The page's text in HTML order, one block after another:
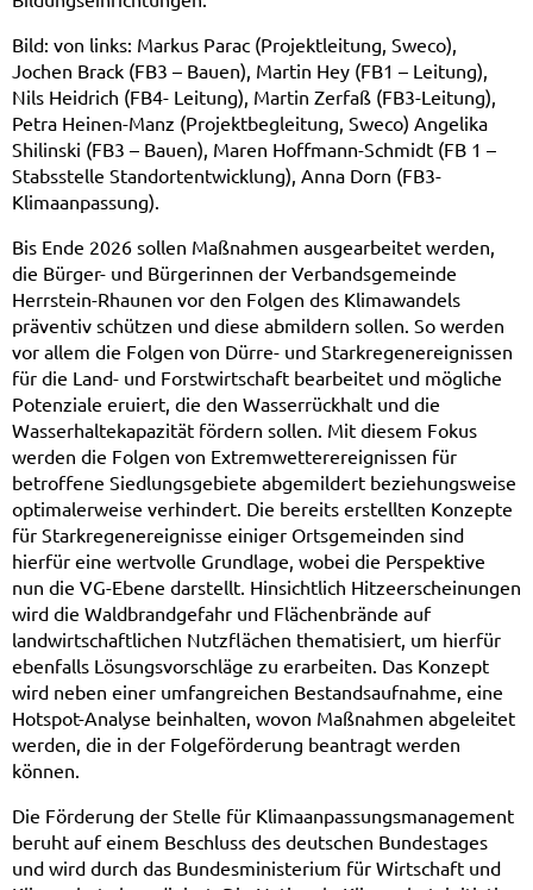
Bild: von links: Markus Parac (Projektleitung, Sweco),
Jochen Brack (FB3 – Bauen), Martin Hey (FB1 – Leitung),
Nils Heidrich (FB4- Leitung), Martin Zerfaß (FB3-Leitung),
Petra Heinen-Manz (Projektbegleitung, Sweco) Angelika
Shilinski (FB3 – Bauen), Maren Hoffmann-Schmidt (FB 1 –
Stabsstelle Standortentwicklung), Anna Dorn (FB3-
Klimaanpassung).
Bis Ende 2026 sollen Maßnahmen ausgearbeitet werden,
die Bürger- und Bürgerinnen der Verbandsgemeinde
Herrstein-Rhaunen vor den Folgen des Klimawandels
präventiv schützen und diese abmildern sollen. So werden
vor allem die Folgen von Dürre- und Starkregenereignissen
für die Land- und Forstwirtschaft bearbeitet und mögliche
Potenziale eruiert, die den Wasserrückhalt und die
Wasserhaltekapazität fördern sollen. Mit diesem Fokus
werden die Folgen von Extremwetterereignissen für
betroffene Siedlungsgebiete abgemildert beziehungsweise
optimalerweise verhindert. Die bereits erstellten Konzepte
für Starkregenereignisse einiger Ortsgemeinden sind
hierfür eine wertvolle Grundlage, wobei die Perspektive
nun die VG-Ebene darstellt. Hinsichtlich Hitzeerscheinungen
wird die Waldbrandgefahr und Flächenbrände auf
landwirtschaftlichen Nutzflächen thematisiert, um hierfür
ebenfalls Lösungsvorschläge zu erarbeiten. Das Konzept
wird neben einer umfangreichen Bestandsaufnahme, eine
Hotspot-Analyse beinhalten, wovon Maßnahmen abgeleitet
werden, die in der Folgeförderung beantragt werden
können.
Die Förderung der Stelle für Klimaanpassungsmanagement
beruht auf einem Beschluss des deutschen Bundestages
und wird durch das Bundesministerium für Wirtschaft und